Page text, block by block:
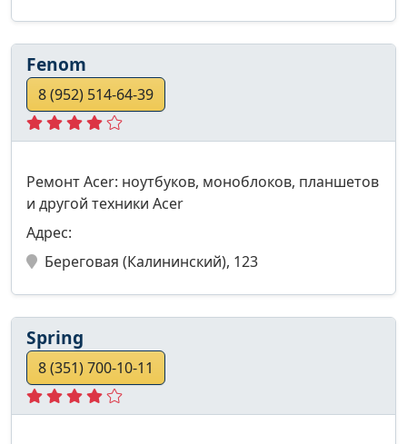
Fenom
8 (952) 514-64-39
Ремонт Acer: ноутбуков, моноблоков, планшетов
и другой техники Acer
Адрес:
Береговая (Калининский), 123
Spring
8 (351) 700-10-11